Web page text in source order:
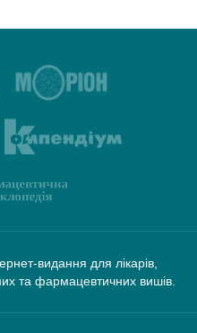
видання для лікарів,
та фармацевтичних вишів.